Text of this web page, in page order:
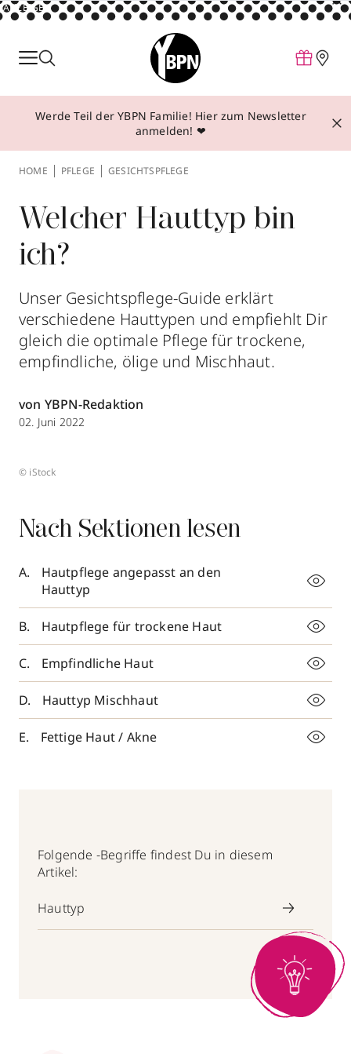
ANZEIGE
Parfum
Make-up
Behandlungen
Über YBPN
Aktionen
Storefinder
Werde Teil der YBPN Familie! Hier zum Newsletter
anmelden! ❤
HOME PFLEGE GESICHTSPFLEGE
Welcher Hauttyp bin
ich?
Unser Gesichtspflege-Guide erklärt
verschiedene Hauttypen und empfiehlt Dir
gleich die optimale Pflege für trockene,
empfindliche, ölige und Mischhaut.
von YBPN-Redaktion
02. Juni 2022
© iStock
Nach Sektionen lesen
Hautpflege angepasst an den
Hauttyp
Hautpflege für trockene Haut
Empfindliche Haut
Hauttyp Mischhaut
Fettige Haut / Akne
Folgende -Begriffe findest Du in diesem
Artikel:
Hauttyp